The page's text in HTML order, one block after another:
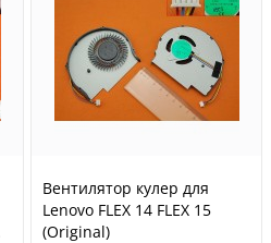
Вентилятор кулер для
Lenovo FLEX 14 FLEX 15
(Original)